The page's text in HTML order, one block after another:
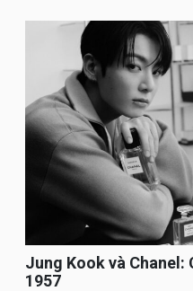
Jung Kook và Chanel:
1957